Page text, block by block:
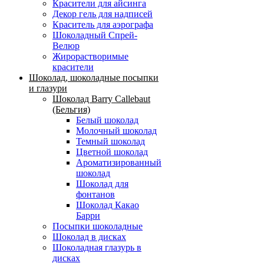
Красители для айсинга
Декор гель для надписей
Краситель для аэрографа
Шоколадный Спрей-
Велюр
Жирорастворимые
красители
Шоколад, шоколадные посыпки
и глазури
Шоколад Barry Callebaut
(Бельгия)
Белый шоколад
Молочный шоколад
Темный шоколад
Цветной шоколад
Ароматизированный
шоколад
Шоколад для
фонтанов
Шоколад Какао
Барри
Посыпки шоколадные
Шоколад в дисках
Шоколадная глазурь в
дисках